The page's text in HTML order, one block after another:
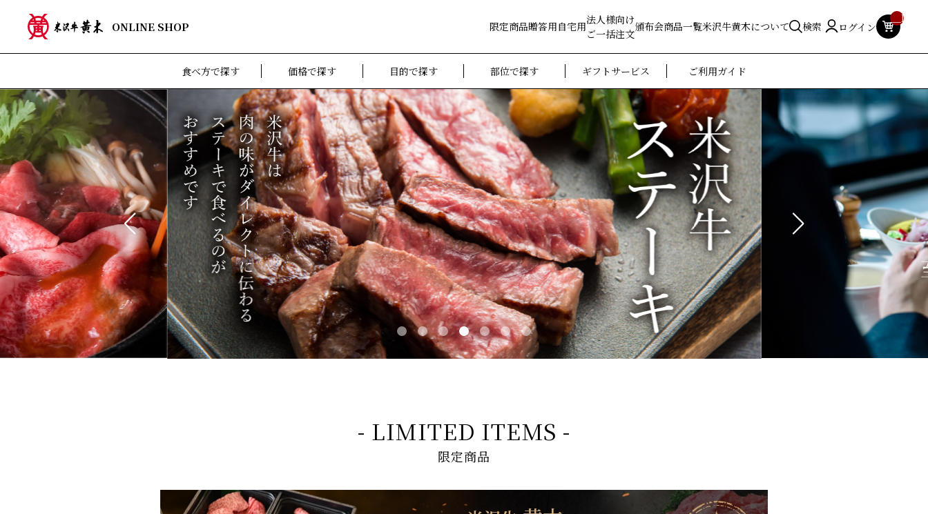
ONLINE SHOP 限定商品贈答用自宅用
法人様向け
ご一括注文
頒布会商品一覧米沢牛黄木について 検索 ログイン
食べ方で探す 価格で探す 目的で探す 部位で探す ギフトサービス ご利用ガイド
- LIMITED ITEMS -
限定商品